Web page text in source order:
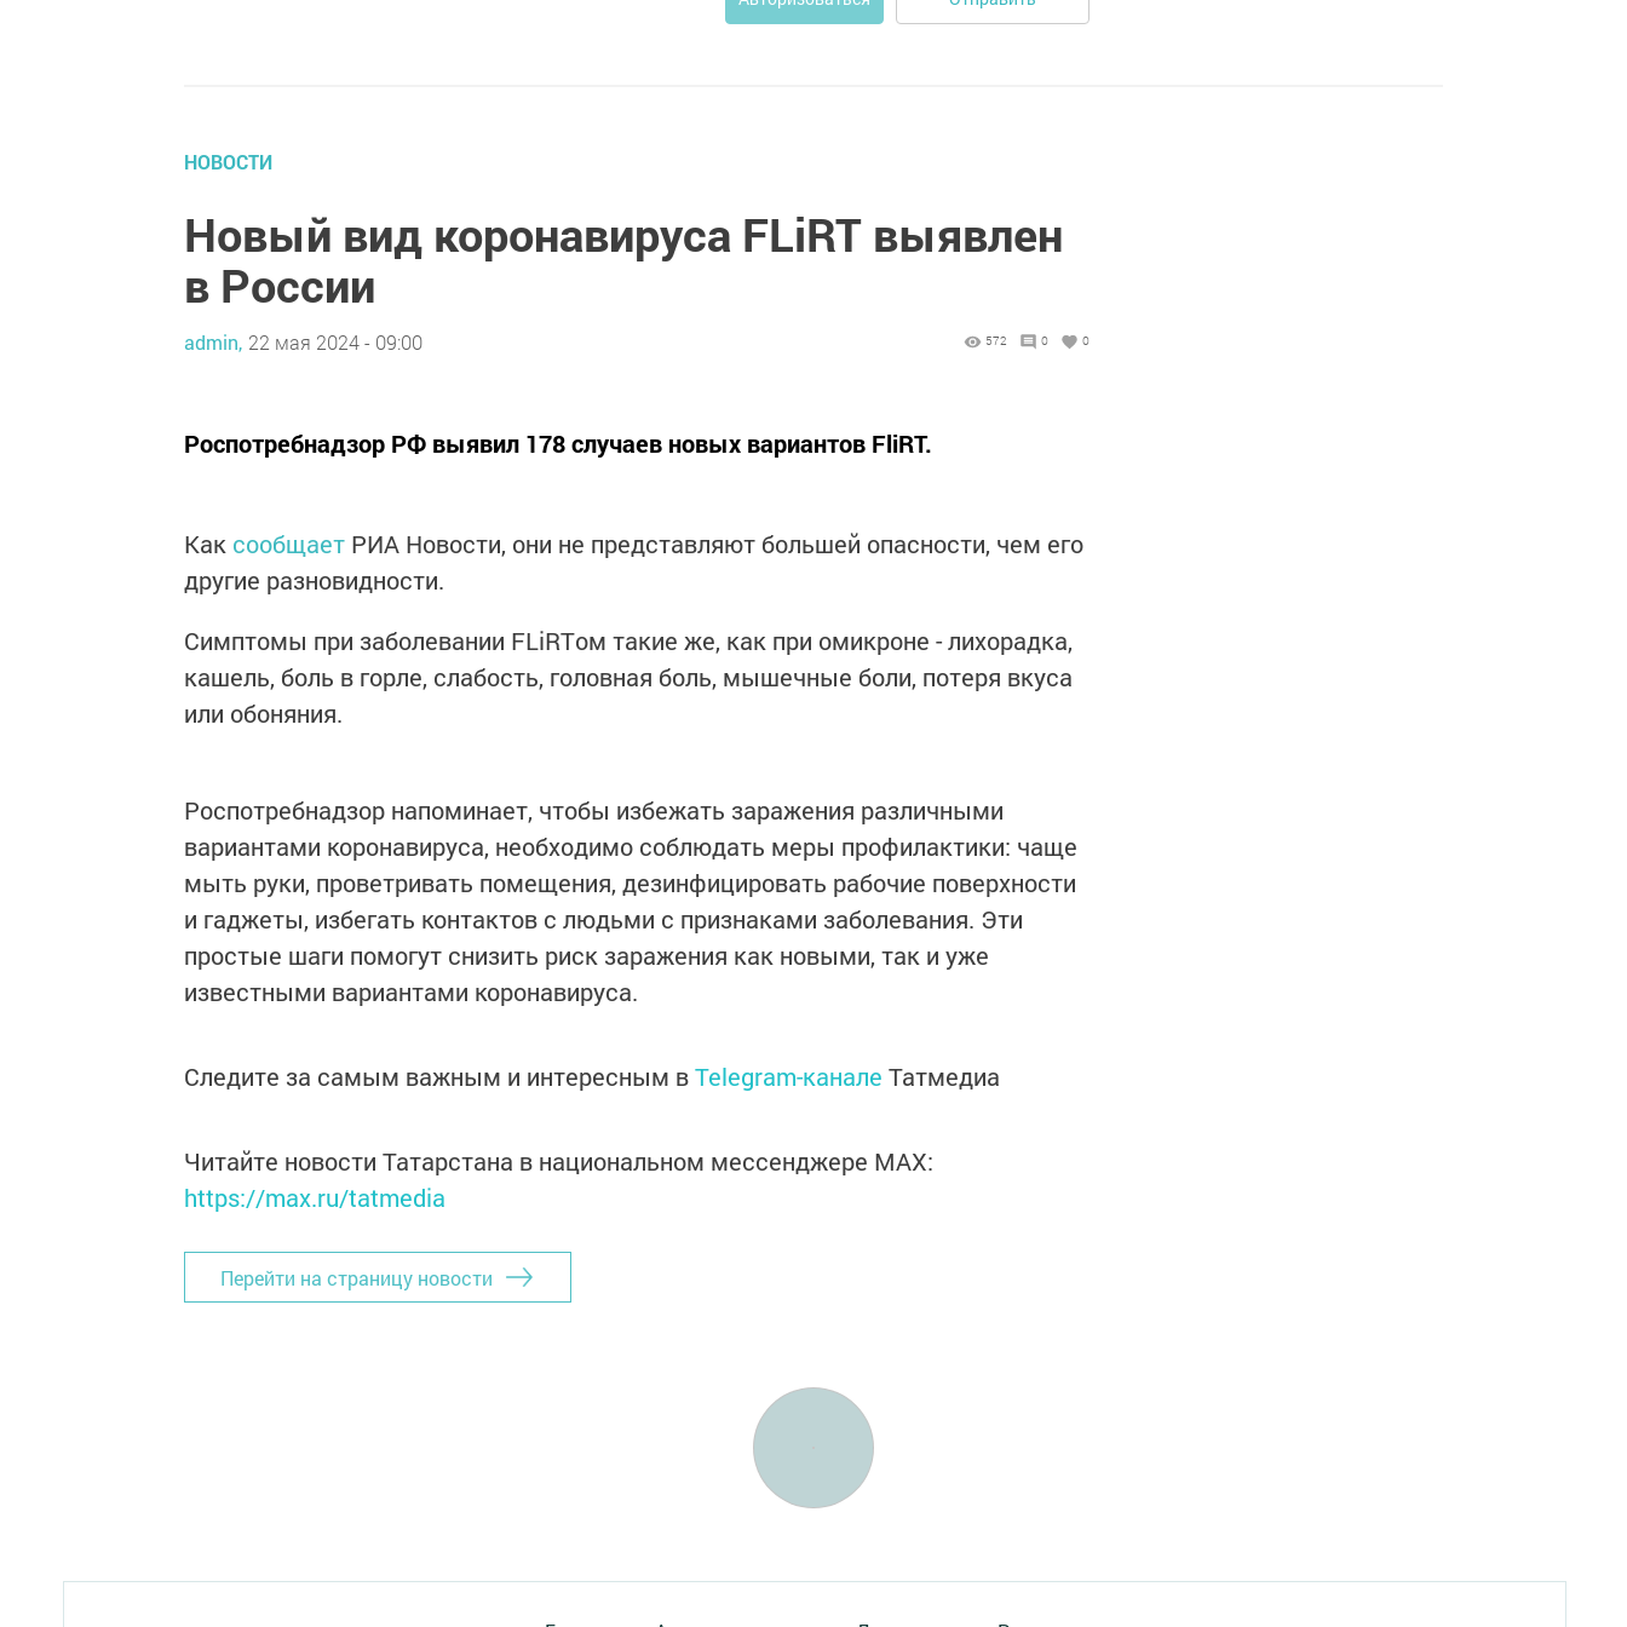
НОВОСТИ
Новый вид коронавируса FLiRT выявлен
в России
admin, 22 мая 2024 - 09:00 572 0 0
Роспотребнадзор РФ выявил 178 случаев новых вариантов FliRT.
Как сообщает РИА Новости, они не представляют большей опасности, чем его
другие разновидности.
Симптомы при заболевании FLiRTом такие же, как при омикроне - лихорадка,
кашель, боль в горле, слабость, головная боль, мышечные боли, потеря вкуса
или обоняния.
Роспотребнадзор напоминает, чтобы избежать заражения различными
вариантами коронавируса, необходимо соблюдать меры профилактики: чаще
мыть руки, проветривать помещения, дезинфицировать рабочие поверхности
и гаджеты, избегать контактов с людьми с признаками заболевания. Эти
простые шаги помогут снизить риск заражения как новыми, так и уже
известными вариантами коронавируса.
Следите за самым важным и интересным вTelegram-канале Татмедиа
Читайте новости Татарстана в национальном мессенджере MАХ:
https://max.ru/tatmedia
Перейти на страницу новости